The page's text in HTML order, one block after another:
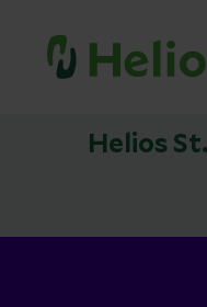
Helios